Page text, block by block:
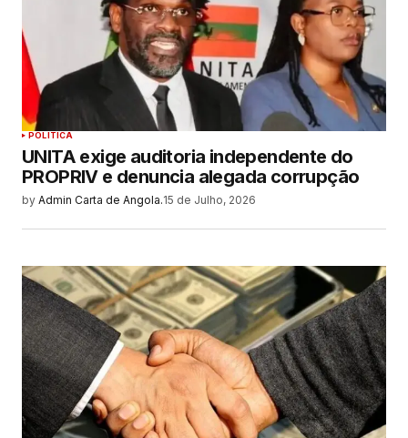
POLITICA
UNITA exige auditoria independente do
PROPRIV e denuncia alegada corrupção
by Admin Carta de Angola.15 de Julho, 2026